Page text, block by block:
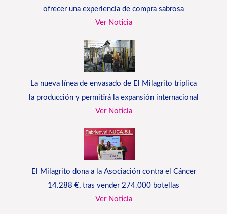
ofrecer una experiencia de compra sabrosa
Ver Noticia
La nueva línea de envasado de El Milagrito triplica
la producción y permitirá la expansión internacional
Ver Noticia
El Milagrito dona a la Asociación contra el Cáncer
14.288 €, tras vender 274.000 botellas
Ver Noticia